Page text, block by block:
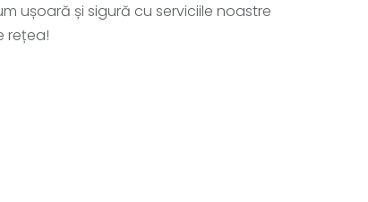
ușoară și sigură cu serviciile noastre
rețea!